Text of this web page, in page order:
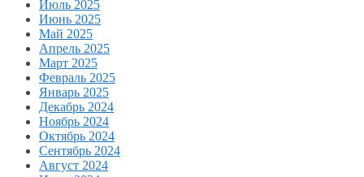
Июль 2025
Июнь 2025
Май 2025
Апрель 2025
Март 2025
Февраль 2025
Январь 2025
Декабрь 2024
Ноябрь 2024
Октябрь 2024
Сентябрь 2024
Август 2024